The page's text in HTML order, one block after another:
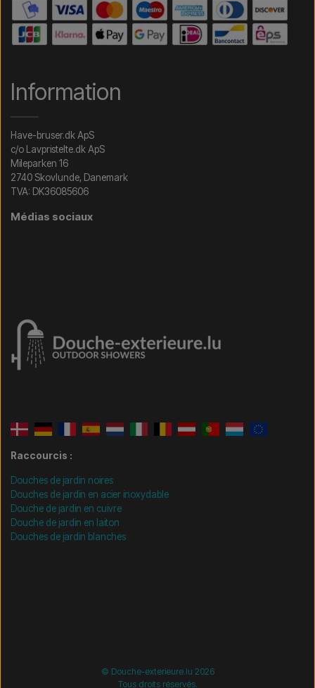
Information
Have-bruser.dk ApS
c/o Lavpristelte.dk ApS
Mileparken 16
2740 Skovlunde, Danemark
TVA: DK36085606
Médias sociaux
Raccourcis :
Douches de jardin noires
Douches de jardin en acier inoxydable
Douche de jardin en cuivre
Douche de jardin en laiton
Douches de jardin blanches
© Douche-exterieure.lu 2026
Tous droits réservés.